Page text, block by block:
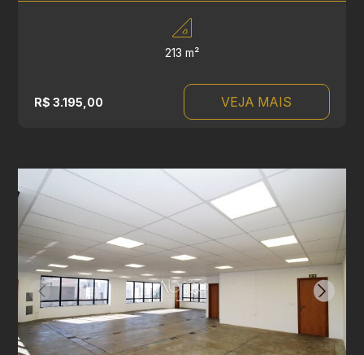
213 m²
R$ 3.195,00 VEJA MAIS